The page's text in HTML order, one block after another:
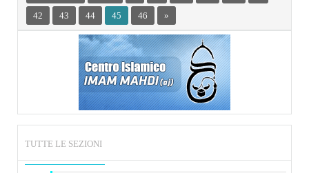
42 43 44 45 46 »
TUTTE LE SEZIONI